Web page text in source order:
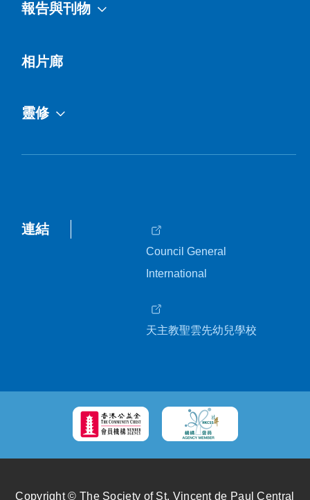
報告與刊物
相片廊
靈修
連結
Council General
International
天主教聖雲先幼兒學校
Copyright © The Society of St. Vincent de Paul Central